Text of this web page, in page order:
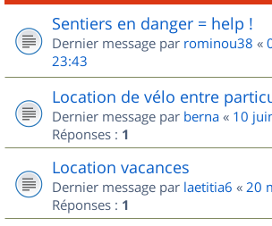
Sentiers en danger = help !
Dernier message par rominou38 «
23:43
Location de vélo entre
Dernier message par berna « 10
Réponses : 1
Location vacances
Dernier message par laetitia6 « 20
Réponses : 1